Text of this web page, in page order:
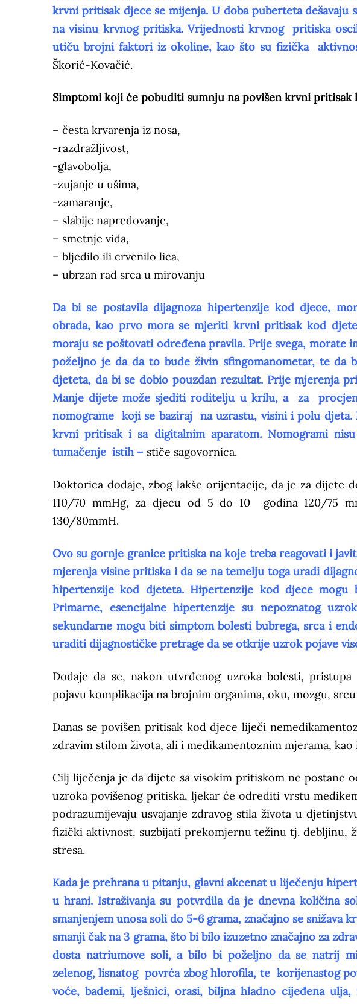
krvni pritisak djece se mijenja. U doba puberteta
na visinu krvnog pritiska. Vrijednosti krvnog pritiska
utiču brojni faktori iz okoline, kao što su fizička
Škorić-Kovačić.
Simptomi koji će pobuditi sumnju na povišen krvni pritisak
– česta krvarenja iz nosa,
-razdražljivost,
-glavobolja,
-zujanje u ušima,
-zamaranje,
– slabije napredovanje,
– smetnje vida,
– bljedilo ili crvenilo lica,
– ubrzan rad srca u mirovanju
Da bi se postavila dijagnoza hipertenzije kod djece,
obrada, kao prvo mora se mjeriti krvni pritisak kod
moraju se poštovati određena pravila. Prije svega, morate
poželjno je da da to bude živin sfingomanometar, te da
djeteta, da bi se dobio pouzdan rezultat. Prije mjerenja
Manje dijete može sjediti roditelju u krilu, a za
nomograme koji se baziraj na uzrastu, visini i polu
krvni pritisak i sa digitalnim aparatom. Nomogrami
tumačenje istih – stiče sagovornica.
Doktorica dodaje, zbog lakše orijentacije, da je za dijete
110/70 mmHg, za djecu od 5 do 10 godina 120/75
130/80mmH.
Ovo su gornje granice pritiska na koje treba reagovati i
mjerenja visine pritiska i da se na temelju toga uradi
hipertenzije kod djeteta. Hipertenzije kod djece mogu
Primarne, esencijalne hipertenzije su nepoznatog
sekundarne mogu biti simptom bolesti bubrega, srca i
uraditi dijagnostičke pretrage da se otkrije uzrok pojave
Dodaje da se, nakon utvrđenog uzroka bolesti,
pojavu komplikacija na brojnim organima, oku, mozgu,
Danas se povišen pritisak kod djece liječi
zdravim stilom života, ali i medikamentoznim mjerama,
Cilj liječenja je da dijete sa visokim pritiskom ne postane
uzroka povišenog pritiska, ljekar će odrediti vrstu
podrazumijevaju usvajanje zdravog stila života u
fizički aktivnost, suzbijati prekomjernu težinu tj. debljinu,
stresa.
Kada je prehrana u pitanju, glavni akcenat u liječenju
u hrani. Istraživanja su potvrdila da je dnevna količina
smanjenjem unosa soli do 5-6 grama, značajno se snižava
smanji čak na 3 grama, što bi bilo izuzetno značajno za
dosta natriumove soli, a bilo bi poželjno da se natrij
zelenog, lisnatog povrća zbog hlorofila, te korijenastog
voće, bademi, lješnici, orasi, biljna hladno cijeđena